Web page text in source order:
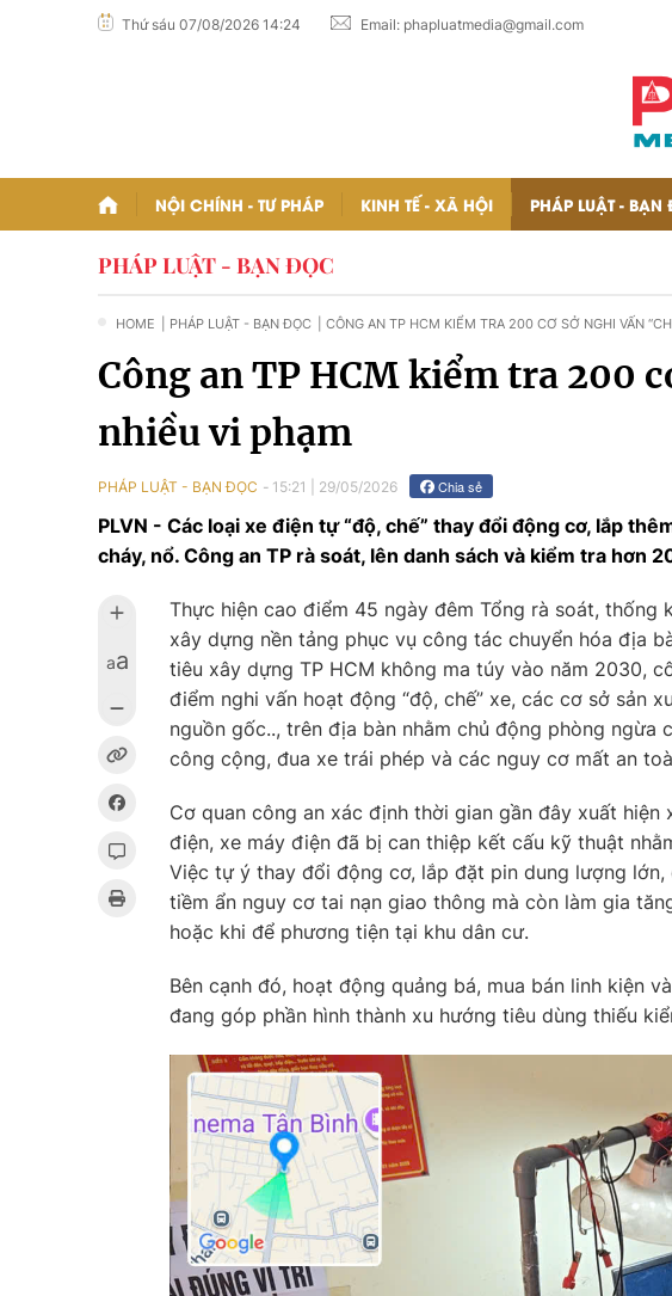
Thứ sáu 07/08/2026 14:24 Email: phapluatmedia@gmail.com
NỘI CHÍNH - TƯ PHÁP KINH TẾ - XÃ HỘI PHÁP LUẬT - BẠN
PHÁP LUẬT - BẠN ĐỌC
HOME | PHÁP LUẬT - BẠN ĐỌC
| CÔNG AN TP HCM KIỂM TRA 200 CƠ SỞ NGHI VẤN
Công an TP HCM kiểm tra 200
nhiều vi phạm
PHÁP LUẬT - BẠN ĐỌC 15:21 29/05/2026 Chia sẻ
PLVN - Các loại xe điện tự “độ, chế” thay đổi động cơ, lắp
cháy, nổ. Công an TP rà soát, lên danh sách và kiểm tra hơn
aa
Thực hiện cao điểm 45 ngày đêm Tổng rà soát, thống
xây dựng nền tảng phục vụ công tác chuyển hóa địa
tiêu xây dựng TP HCM không ma túy vào năm 2030,
điểm nghi vấn hoạt động “độ, chế” xe, các cơ sở sản
nguồn gốc.., trên địa bàn nhằm chủ động phòng
công cộng, đua xe trái phép và các nguy cơ mất an
Cơ quan công an xác định thời gian gần đây xuất
điện, xe máy điện đã bị can thiệp kết cấu kỹ thuật
Việc tự ý thay đổi động cơ, lắp đặt pin dung lượng
tiềm ẩn nguy cơ tai nạn giao thông mà còn làm gia
hoặc khi để phương tiện tại khu dân cư.
Bên cạnh đó, hoạt động quảng bá, mua bán linh kiện
đang góp phần hình thành xu hướng tiêu dùng thiếu